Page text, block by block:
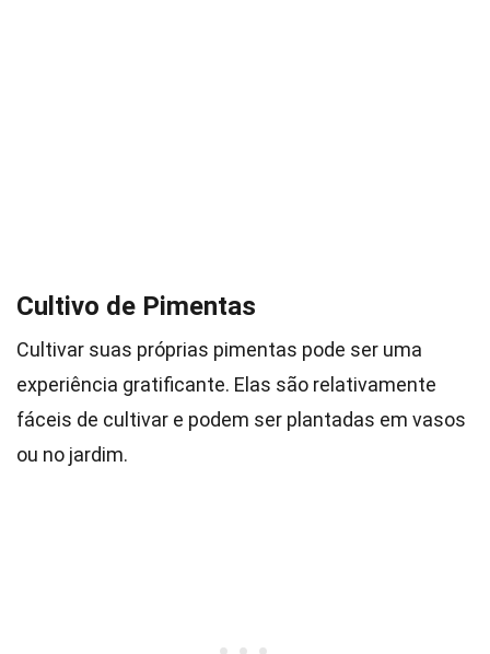
Cultivo de Pimentas
Cultivar suas próprias pimentas pode ser uma
experiência gratificante. Elas são relativamente
fáceis de cultivar e podem ser plantadas em vasos
ou no jardim.